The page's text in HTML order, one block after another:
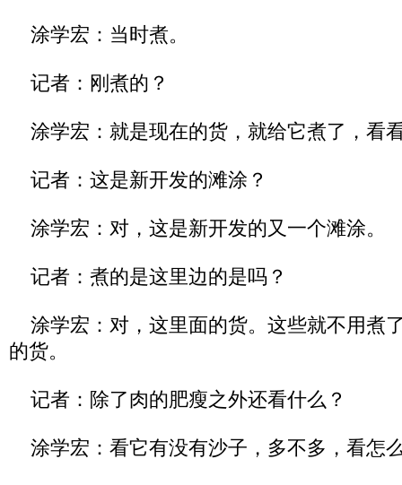
涂学宏：当时煮。
记者：刚煮的？
涂学宏：就是现在的货，就给它煮了，看
记者：这是新开发的滩涂？
涂学宏：对，这是新开发的又一个滩涂。
记者：煮的是这里边的是吗？
涂学宏：对，这里面的货。这些就不用煮
的货。
记者：除了肉的肥瘦之外还看什么？
涂学宏：看它有没有沙子，多不多，看怎